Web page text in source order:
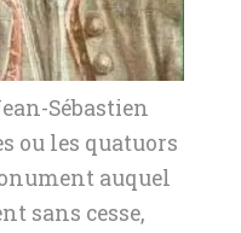
Sébastien
ou les quatuors
auquel
sans cesse,